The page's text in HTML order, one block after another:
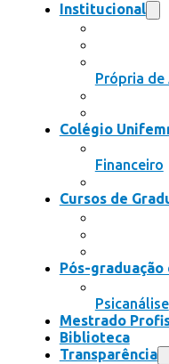
Institucional
Própria de
Colégio
Financeiro
Cursos de
Pós-graduação
Psicanálise
Mestrado
Biblioteca
Transparência